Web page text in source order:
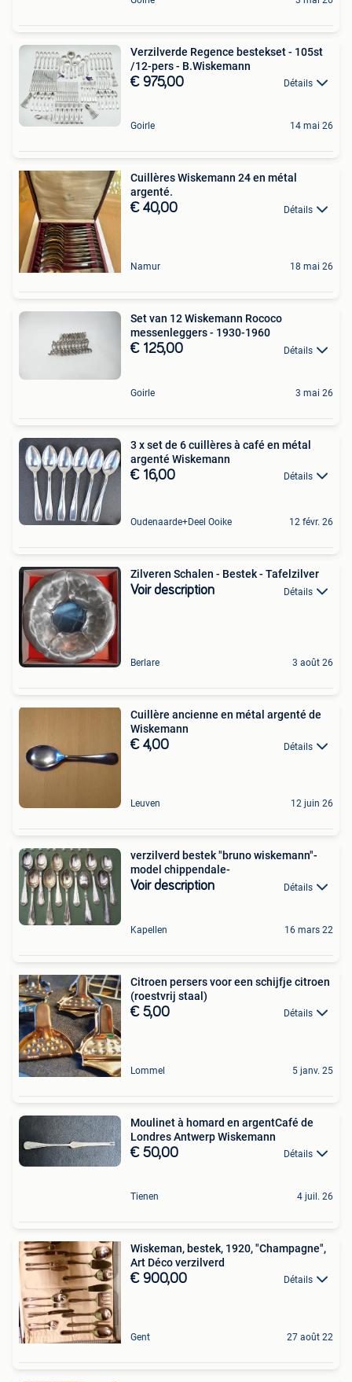
Verzilverde Regence bestekset - 105st
/12-pers - B.Wiskemann
€ 975,00 Détails
Goirle 14 mai 26
Cuillères Wiskemann 24 en métal
argenté.
€ 40,00 Détails
Namur 18 mai 26
Set van 12 Wiskemann Rococo
messenleggers - 1930-1960
€ 125,00 Détails
Goirle 3 mai 26
3 x set de 6 cuillères à café en métal
argenté Wiskemann
€ 16,00 Détails
Oudenaarde+Deel Ooike 12 févr. 26
Zilveren Schalen - Bestek - Tafelzilver
Voir description Détails
Berlare 3 août 26
Cuillère ancienne en métal argenté de
Wiskemann
€ 4,00 Détails
Leuven 12 juin 26
verzilverd bestek "bruno wiskemann"-
model chippendale-
Voir description Détails
Kapellen 16 mars 22
Citroen persers voor een schijfje citroen
(roestvrij staal)
€ 5,00 Détails
Lommel 5 janv. 25
Moulinet à homard en argentCafé de
Londres Antwerp Wiskemann
€ 50,00 Détails
Tienen 4 juil. 26
Wiskeman, bestek, 1920, "Champagne",
Art Déco verzilverd
€ 900,00 Détails
Gent 27 août 22